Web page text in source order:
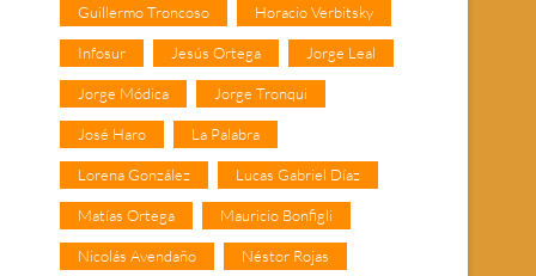
Guillermo Troncoso Horacio Verbitsky
Infosur Jesús Ortega Jorge Leal
Jorge Módica Jorge Tronqui
José Haro La Palabra
Lorena González Lucas Gabriel Díaz
Matías Ortega Mauricio Bonfigli
Nicolás Avendaño Néstor Rojas